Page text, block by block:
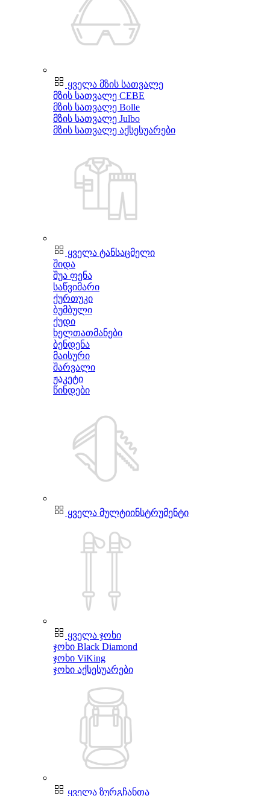
ყველა მზის სათვალე
მზის სათვალე CEBE
მზის სათვალე Bolle
მზის სათვალე Julbo
მზის სათვალე აქსესუარები
ყველა ტანსაცმელი
შიდა
შუა ფენა
საწვიმარი
ქურთუკი
ბუმბული
ქუდი
ხელთათმანები
ბენდენა
მაისური
შარვალი
ჟაკეტი
წინდები
ყველა მულტიინსტრუმენტი
ყველა ჯოხი
ჯოხი Black Diamond
ჯოხი ViKing
ჯოხი აქსესუარები
ყველა ზურგჩანთა